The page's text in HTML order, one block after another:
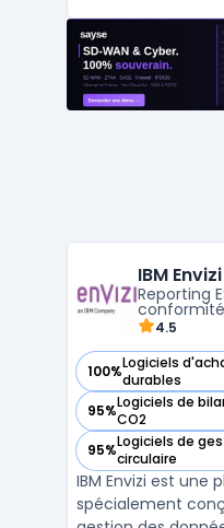
financières,
conformité comme
des outils avancés
IBM Envizi
Reporting
conformité
4.5
100%Logiciels
durables
— voir IBM Envizi
95%Logiciels de
CO2
— voir IBM Envizi
95%Logiciels de
circulaire
— voir IBM Envizi
IBM Envizi est une
spécialement